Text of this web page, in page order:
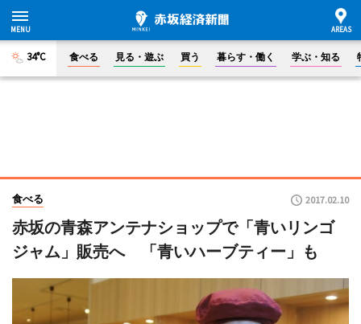
34°C 食べる 見る・遊ぶ 買う 暮らす・働く 学ぶ・知る
食べる 2017.02.10
赤坂の青森アンテナショップで「青いリンゴ
ジャム」販売へ 「青いハーブティー」も